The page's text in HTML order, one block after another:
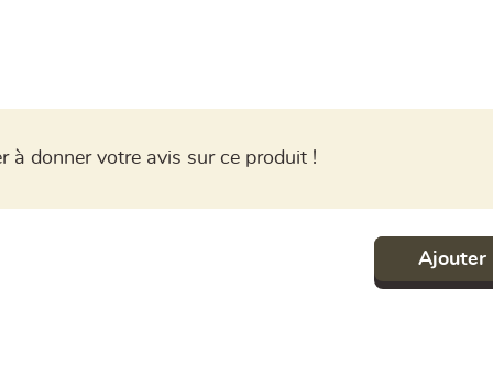
à donner votre avis sur ce produit !
Ajouter